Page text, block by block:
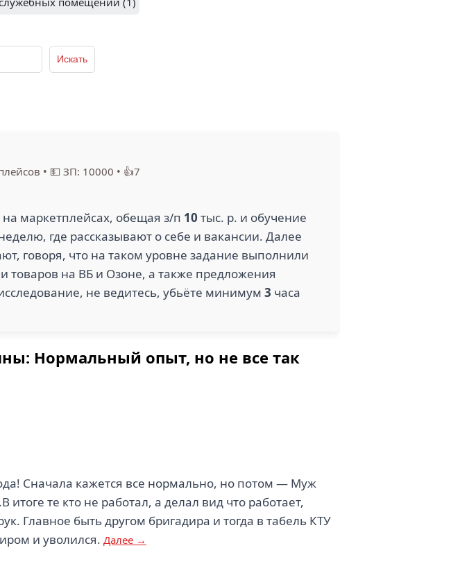
• 💵 ЗП: 10000 • 👍7
маркетплейсах, обещая з/п 10 тыс. р. и обучение
где рассказывают о себе и вакансии. Далее
говоря, что на таком уровне задание выполнили
товаров на ВБ и Озоне, а также предложения
не ведитесь, убьёте минимум 3 часа
Нормальный опыт, но не все так
Сначала кажется все нормально, но потом — Муж
те кто не работал, а делал вид что работает,
Главное быть другом бригадира и тогда в табель КТУ
и уволился. Далее →